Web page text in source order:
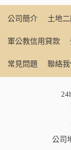
公司簡介 土地
軍公教信用貸款
常見問題 聯絡我
公司